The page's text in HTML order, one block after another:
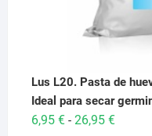
Lus L20. Pasta de
Ideal para secar
6,95 € - 26,95 €Rango